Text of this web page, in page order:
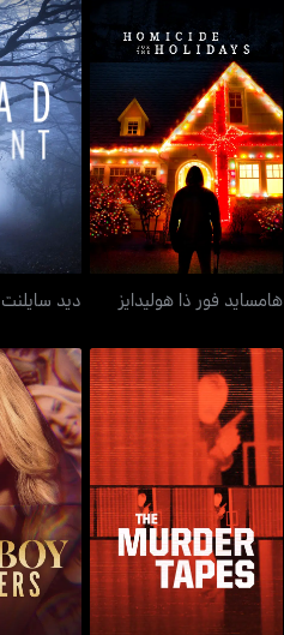
هامسايد فور ذا هوليدايز
هامسايد فور ذا هوليدايز ديد سايلنت
ذا ميردر تيبس ذا